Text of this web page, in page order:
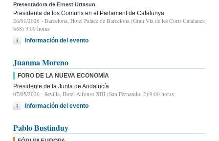
Presentadora de Ernest Urtasun
Presidenta de los Comuns en el Parlament de Catalunya
26/01/2026 - Barcelona, Hotel Palace de Barcelona (Gran Vía de les Corts Catalanes,
668) 9.00 horas
Información del evento
Juanma Moreno
FORO DE LA NUEVA ECONOMÍA
Presidente de la Junta de Andalucía
07/05/2026 - Sevilla, Hotel Alfonso XIII (San Fernando, 2) 9:00 horas
Información del evento
Pablo Bustinduy